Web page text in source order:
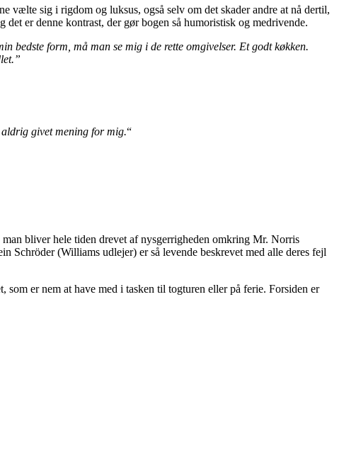
vælte sig i rigdom og luksus, også selv om det skader andre at nå dertil,
er denne kontrast, der gør bogen så humoristisk og medrivende.
bedste form, må man se mig i de rette omgivelser. Et godt køkken.
givet mening for mig.“
bliver hele tiden drevet af nysgerrigheden omkring Mr. Norris
Schröder (Williams udlejer) er så levende beskrevet med alle deres fejl
er nem at have med i tasken til togturen eller på ferie. Forsiden er